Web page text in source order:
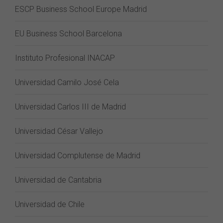
ESCP Business School Europe Madrid
EU Business School Barcelona
Instituto Profesional INACAP
Universidad Camilo José Cela
Universidad Carlos III de Madrid
Universidad César Vallejo
Universidad Complutense de Madrid
Universidad de Cantabria
Universidad de Chile